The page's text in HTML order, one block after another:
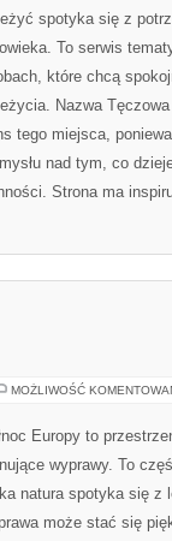
spotyka się z
To serwis
które chcą
Nazwa
tego miejsca,
nad tym, co
Strona ma
MOŻLIWOŚĆ
Europy to
wyprawy. To
natura spotyka się z
może stać się